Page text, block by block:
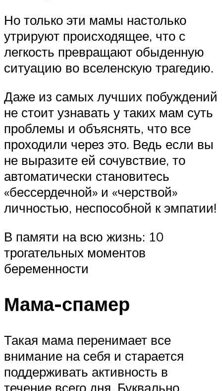
Но только эти мамы настолько
утрируют происходящее, что с
легкость превращают обыденную
ситуацию во вселенскую трагедию.
Даже из самых лучших побуждений
не стоит узнавать у таких мам суть
проблемы и объяснять, что все
проходили через это. Ведь если вы
не выразите ей сочувствие, то
автоматически становитесь
«бессердечной» и «черствой»
личностью, неспособной к эмпатии!
В памяти на всю жизнь: 10
трогательных моментов
беременности
Мама-спамер
Такая мама перенимает все
внимание на себя и старается
поддерживать активность в
течение всего дня. Буквально